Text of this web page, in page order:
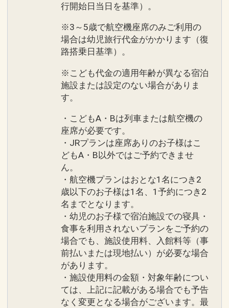
行開始日当日を基準）。
※3～5歳で航空機座席のみご利用の
場合は幼児旅行代金がかかります（復
路搭乗日基準）。
※こども代金の適用年齢が異なる宿泊
施設または設定のない場合がありま
す。
・こどもA・Bは列車または航空機の
座席が必要です。
・JRプランは座席ありのお子様はこ
どもA・B以外ではご予約できませ
ん。
・航空機プランはおとな1名につき2
歳以下のお子様は1名、1予約につき2
名までとなります。
・幼児のお子様で宿泊施設での寝具・
食事を利用されないプランをご予約の
場合でも、施設使用料、入館料等（事
前払いまたは現地払い）が必要な場合
があります。
・施設使用料の金額・対象年齢につい
ては、上記に記載がある場合でも予告
なく変更となる場合がございます。最